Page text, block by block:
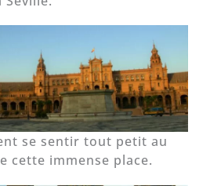
se sentir tout petit au
cette immense place.